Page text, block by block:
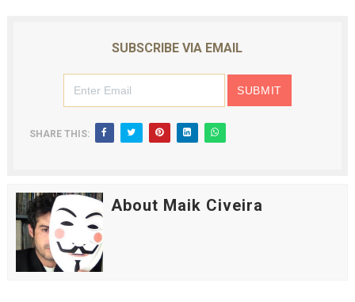
SUBSCRIBE VIA EMAIL
SHARE THIS:
About Maik Civeira